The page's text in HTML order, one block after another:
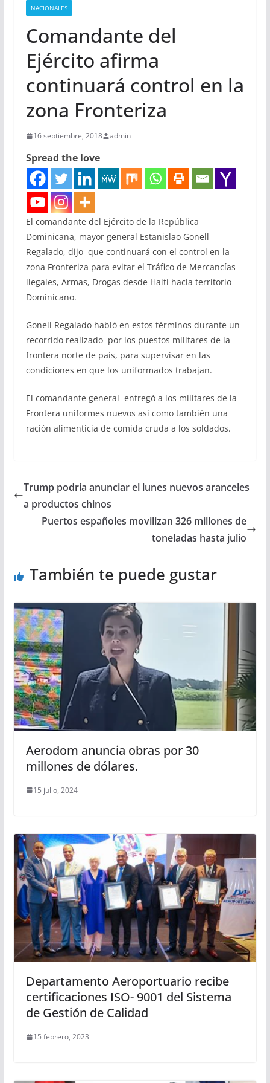
NACIONALES
Comandante del
Ejército afirma
continuará control en la
zona Fronteriza
16 septiembre, 2018 admin
Spread the love
El comandante del Ejército de la República
Dominicana, mayor general Estanislao Gonell
Regalado, dijo que continuará con el control en la
zona Fronteriza para evitar el Tráfico de Mercancías
ilegales, Armas, Drogas desde Haití hacia territorio
Dominicano.
Gonell Regalado habló en estos términos durante un
recorrido realizado por los puestos militares de la
frontera norte de país, para supervisar en las
condiciones en que los uniformados trabajan.
El comandante general entregó a los militares de la
Frontera uniformes nuevos así como también una
ración alimenticia de comida cruda a los soldados.
Trump podría anunciar el lunes nuevos aranceles
a productos chinos
Puertos españoles movilizan 326 millones de
toneladas hasta julio
También te puede gustar
Aerodom anuncia obras por 30
millones de dólares.
15 julio, 2024
Departamento Aeroportuario recibe
certificaciones ISO- 9001 del Sistema
de Gestión de Calidad
15 febrero, 2023